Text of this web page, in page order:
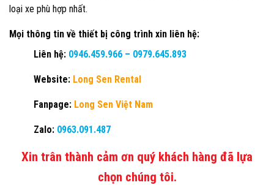
loại xe phù hợp nhất.
Mọi thông tin về thiết bị công trình xin liên hệ:
Liên hệ: 0946.459.966 – 0979.645.893
Website: Long Sen Rental
Fanpage: Long Sen Việt Nam
Zalo: 0963.091.487
Xin trân thành cảm ơn quý khách hàng đã lựa
chọn chúng tôi.